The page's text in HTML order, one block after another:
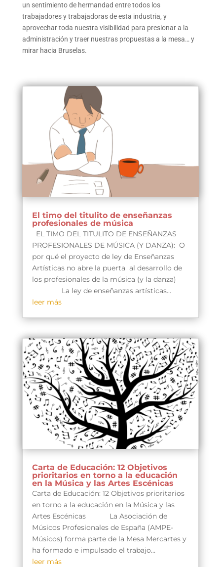
un sentimiento de hermandad entre todos los
trabajadores y trabajadoras de esta industria, y
aprovechar toda nuestra visibilidad para presionar a la
administración y traer nuestras propuestas a la mesa… y
mirar hacia Bruselas.
El timo del titulito de enseñanzas
profesionales de música
EL TIMO DEL TITULITO DE ENSEÑANZAS
PROFESIONALES DE MÚSICA (Y DANZA): O
por qué el proyecto de ley de Enseñanzas
Artísticas no abre la puerta al desarrollo de
los profesionales de la música (y la danza)
La ley de enseñanzas artísticas...
leer más
Carta de Educación: 12 Objetivos
prioritarios en torno a la educación
en la Música y las Artes Escénicas
Carta de Educación: 12 Objetivos prioritarios
en torno a la educación en la Música y las
Artes Escénicas La Asociación de
Músicos Profesionales de España (AMPE-
Músicos) forma parte de la Mesa Mercartes y
ha formado e impulsado el trabajo...
leer más